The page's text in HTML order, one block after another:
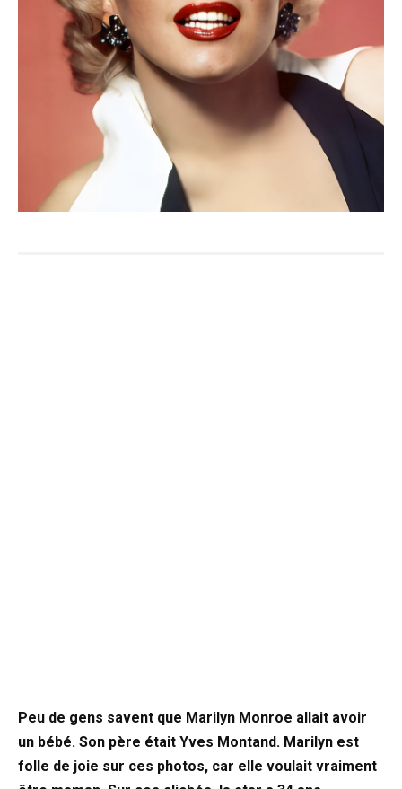
Peu de gens savent que Marilyn Monroe allait avoir
un bébé. Son père était Yves Montand. Marilyn est
folle de joie sur ces photos, car elle voulait vraiment